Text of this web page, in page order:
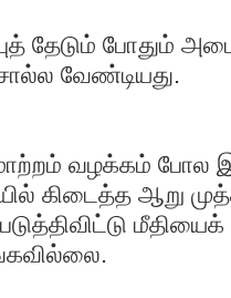
தேடும் போதும்
வேண்டியது.
வழக்கம் போல
கிடைத்த ஆறு